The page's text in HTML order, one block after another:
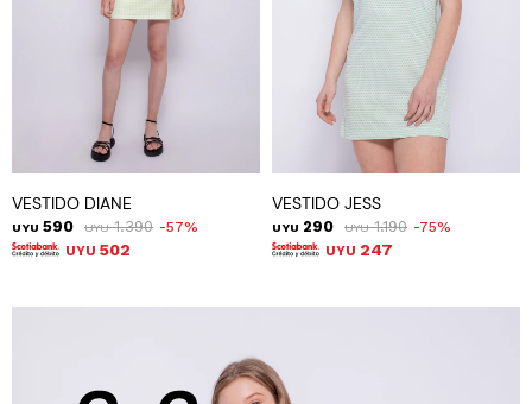
VESTIDO DIANE
UYU 590 UYU 1.390 57
UYU 502
VESTIDO JESS
UYU 290 UYU 1.190 75
UYU 247